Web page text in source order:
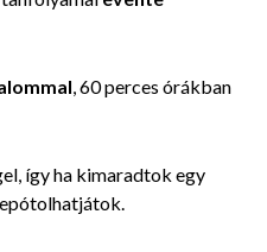
, 60 perces órákban
így ha kimaradtok egy